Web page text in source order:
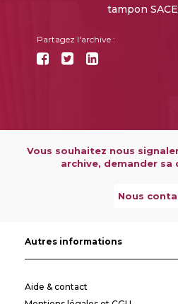
tampon
Partagez l'archive :
Vous souhaitez nous
archive, demander sa
Nous
Autres informations
Aide & contact